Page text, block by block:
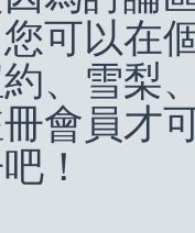
可以在
、雪梨
會員才
！